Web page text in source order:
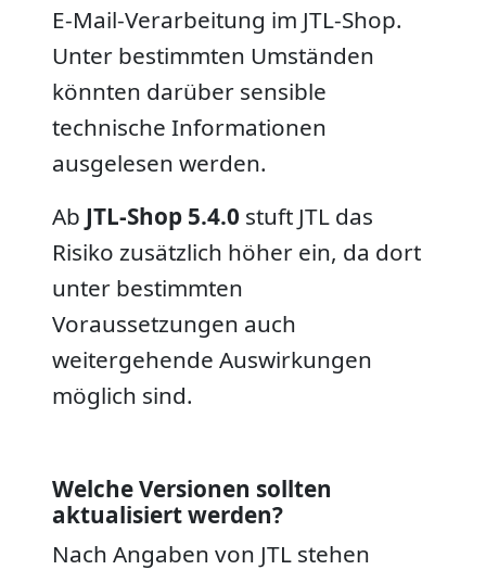
E-Mail-Verarbeitung im JTL-Shop.
Unter bestimmten Umständen
könnten darüber sensible
technische Informationen
ausgelesen werden.
Ab JTL-Shop 5.4.0 stuft JTL das
Risiko zusätzlich höher ein, da dort
unter bestimmten
Voraussetzungen auch
weitergehende Auswirkungen
möglich sind.
Welche Versionen sollten
aktualisiert werden?
Nach Angaben von JTL stehen